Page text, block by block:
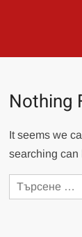
Nothing
It seems we
searching can